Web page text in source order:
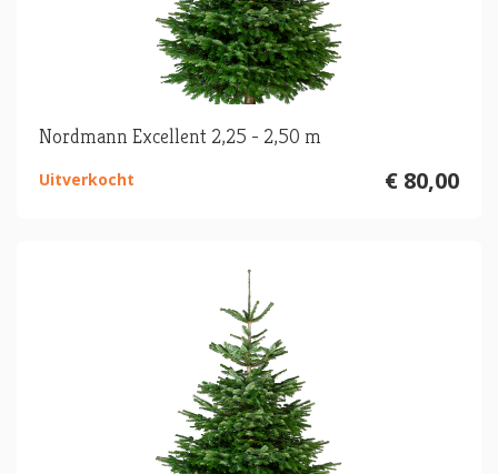
Nordmann Excellent 2,25 - 2,50 m
€ 80,00
Uitverkocht